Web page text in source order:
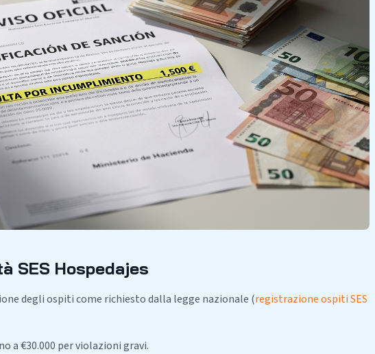
SES Hospedajes
degli ospiti come richiesto dalla legge nazionale (registrazione ospiti SES
a €30.000 per violazioni gravi.